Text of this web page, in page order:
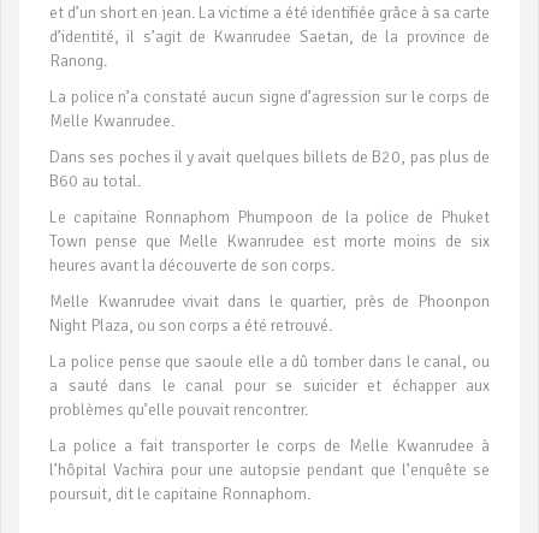
et d’un short en jean. La victime a été identifiée grâce à sa carte
d’identité, il s’agit de Kwanrudee Saetan, de la province de
Ranong.
La police n’a constaté aucun signe d’agression sur le corps de
Melle Kwanrudee.
Dans ses poches il y avait quelques billets de B20, pas plus de
B60 au total.
Le capitaine Ronnaphom Phumpoon de la police de Phuket
Town pense que Melle Kwanrudee est morte moins de six
heures avant la découverte de son corps.
Melle Kwanrudee vivait dans le quartier, près de Phoonpon
Night Plaza, ou son corps a été retrouvé.
La police pense que saoule elle a dû tomber dans le canal, ou
a sauté dans le canal pour se suicider et échapper aux
problèmes qu’elle pouvait rencontrer.
La police a fait transporter le corps de Melle Kwanrudee à
l’hôpital Vachira pour une autopsie pendant que l’enquête se
poursuit, dit le capitaine Ronnaphom.